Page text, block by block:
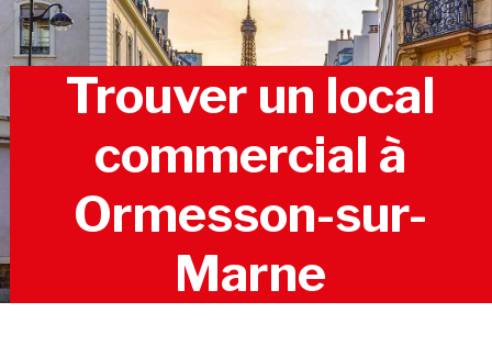
Trouver un local
commercial à
Ormesson-sur-
Marne